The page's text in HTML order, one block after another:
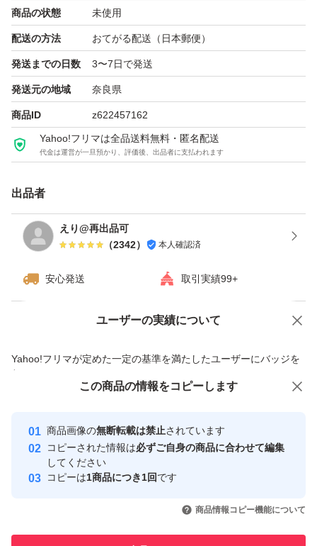
商品の状態 未使用
配送の方法 おてがる配送（日本郵便）
発送までの日数 3〜7日で発送
発送元の地域 奈良県
商品ID z622457162
Yahoo!フリマは全品送料無料・匿名配送
代金は運営が一旦預かり、評価後、出品者に支払われます
出品者
えり@再出品可
（2342） 本人確認済
安心発送 取引実績99+
ユーザーの実績について
Yahoo!フリマが定めた一定の基準を満たしたユーザーにバッジを
付与しています
安心取引出品者
心・安全なユーザーです
取引実績
引を完了させた実績があります
価格の相談 商品への質問
この商品の情報をコピーします
商品画像の無断転載は禁止されています
コピーされた情報は必ずご自身の商品に合わせて編集
してください
コピーは1商品につき1回です
商品情報コピー機能について
この商品をみている人にオススメ